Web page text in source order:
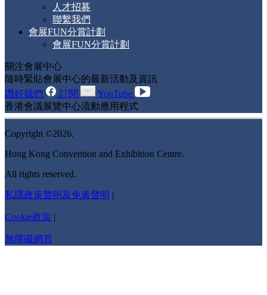
人才招募
聯繫我們
會展FUN分賞計劃
會展FUN分賞計劃
關注會展中心
隨時緊貼會展中心的最新活動及資訊
讚好我們
訂閱
YouTube
香港會議展覽中心流動應用程式
Copyright ©2026.
Hong Kong Convention and Exhibition Centre.
All rights reserved.
私隱政策聲明及免責聲明 |
Cookie政策 |
無障礙網頁